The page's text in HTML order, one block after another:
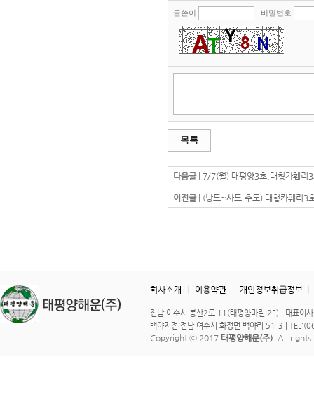
글쓴이 비밀번호
목록
다음글 | 7/7(월) 태평양3호,대형카훼리
이전글 | (낭도~사도,추도) 대형카훼리
전남 여수시 봉산2로 11(태평양마린 2F) | 대표
백야지점:전남 여수시 화정면 백야리 51-3 |
Copyright ⓒ 2017 태평양해운(주) . All